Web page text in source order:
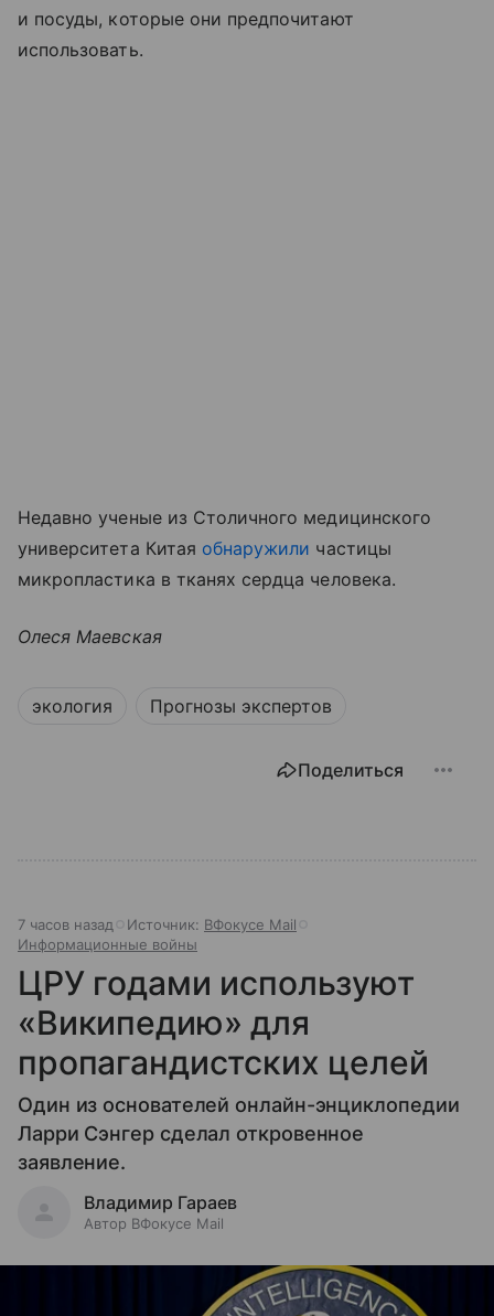
и посуды, которые они предпочитают
использовать.
Недавно ученые из Столичного медицинского
университета Китая обнаружили частицы
микропластика в тканях сердца человека.
Олеся Маевская
экология Прогнозы экспертов
Поделиться
7 часов назад Источник: ВФокусе Mail
Информационные войны
ЦРУ годами используют
«Википедию» для
пропагандистских целей
Один из основателей онлайн-энциклопедии
Ларри Сэнгер сделал откровенное
заявление.
Владимир Гараев
Автор ВФокусе Mail